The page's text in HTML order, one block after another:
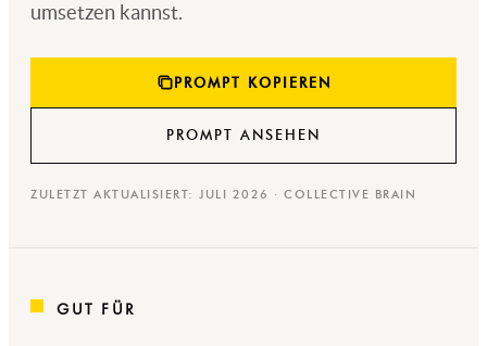
umsetzen kannst.
PROMPT KOPIEREN
PROMPT ANSEHEN
ZULETZT AKTUALISIERT: JULI 2026 · COLLECTIVE BRAIN
GUT FÜR